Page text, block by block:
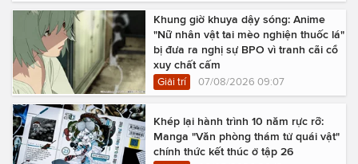
Khung giờ khuya dậy sóng: Anime
"Nữ nhân vật tai mèo nghiện thuốc lá"
bị đưa ra nghị sự BPO vì tranh cãi cổ
xuy chất cấm
Giải trí 07/08/2026 09:07
Khép lại hành trình 10 năm rực rỡ:
Manga "Văn phòng thám tử quái vật"
chính thức kết thúc ở tập 26